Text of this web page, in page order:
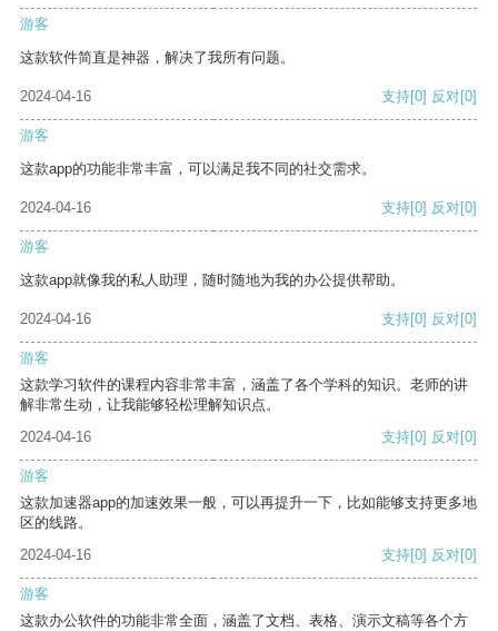
游客
这款软件简直是神器，解决了我所有问题。
2024-04-16 支持[0] 反对[0]
游客
这款app的功能非常丰富，可以满足我不同的社交需求。
2024-04-16 支持[0] 反对[0]
游客
这款app就像我的私人助理，随时随地为我的办公提供帮助。
2024-04-16 支持[0] 反对[0]
游客
这款学习软件的课程内容非常丰富，涵盖了各个学科的知识。老师的讲
解非常生动，让我能够轻松理解知识点。
2024-04-16
支持[0] 反对[0]
游客
这款加速器app的加速效果一般，可以再提升一下，比如能够支持更多地
区的线路。
2024-04-16
支持[0] 反对[0]
游客
这款办公软件的功能非常全面，涵盖了文档、表格、演示文稿等各个方